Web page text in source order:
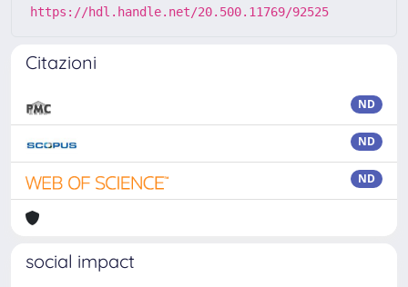
https://hdl.handle.net/20.500.11769/92525
Citazioni
ND
ND
ND
social impact